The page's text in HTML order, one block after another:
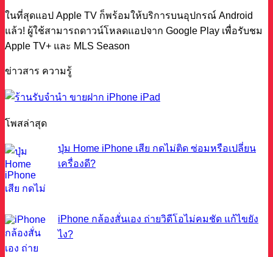
ในที่สุดแอป Apple TV ก็พร้อมให้บริการบนอุปกรณ์ Android
แล้ว! ผู้ใช้สามารถดาวน์โหลดแอปจาก Google Play เพื่อรับชม
Apple TV+ และ MLS Season
ข่าวสาร ความรู้
โพสล่าสุด
ปุ่ม Home iPhone เสีย กดไม่ติด ซ่อมหรือเปลี่ยน
เครื่องดี?
iPhone กล้องสั่นเอง ถ่ายวิดีโอไม่คมชัด แก้ไขยัง
ไง?